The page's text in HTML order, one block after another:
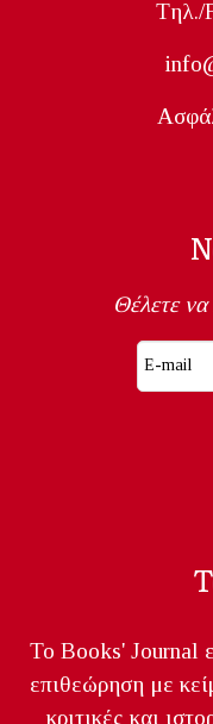
Tηλ./
Θέλετε
Το Books' Journal
επιθεώρηση με
κριτικές και